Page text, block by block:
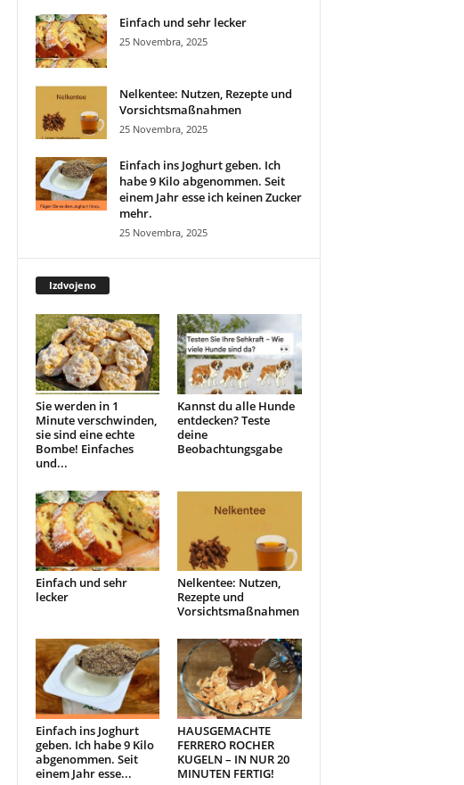
Einfach und sehr lecker
25 Novembra, 2025
Nelkentee: Nutzen, Rezepte und
Vorsichtsmaßnahmen
25 Novembra, 2025
Einfach ins Joghurt geben. Ich
habe 9 Kilo abgenommen. Seit
einem Jahr esse ich keinen Zucker
mehr.
25 Novembra, 2025
Izdvojeno
Sie werden in 1
Minute verschwinden,
sie sind eine echte
Bombe! Einfaches
und...
Kannst du alle Hunde
entdecken? Teste
deine
Beobachtungsgabe
Einfach und sehr
lecker
Nelkentee: Nutzen,
Rezepte und
Vorsichtsmaßnahmen
Einfach ins Joghurt
geben. Ich habe 9 Kilo
abgenommen. Seit
einem Jahr esse...
HAUSGEMACHTE
FERRERO ROCHER
KUGELN – IN NUR 20
MINUTEN FERTIG!